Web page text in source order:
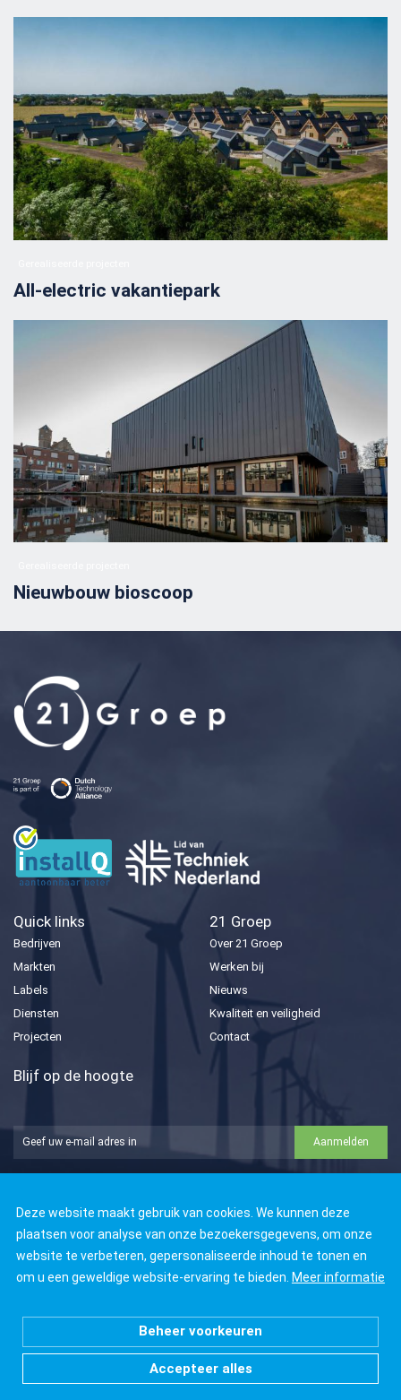
Deze website maakt gebruik van cookies. We kunnen deze
plaatsen voor analyse van onze bezoekersgegevens, om onze
website te verbeteren, gepersonaliseerde inhoud te tonen en
om u een geweldige website-ervaring te bieden. Meer informatie
Beheer voorkeuren
Accepteer alles
44
All-electric vakantiepark
Nieuwbouw bioscoop
Quick links
Bedrijven
Markten
Labels
Diensten
Projecten
21 Groep
Over 21 Groep
Werken bij
Nieuws
Kwaliteit en veiligheid
Contact
Blijf op de hoogte
Aanmelden
Disclaimer Privacyverklaring Kwaliteit & veiligheid